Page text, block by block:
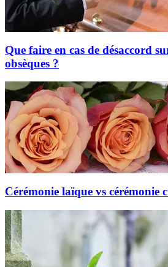
Que faire en cas de désaccord
obsèques ?
Cérémonie laïque vs cérémonie